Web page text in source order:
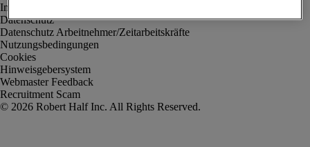
Impressum
Datenschutz
Datenschutz Arbeitnehmer/Zeitarbeitskräfte
Nutzungsbedingungen
Cookies
Hinweisgebersystem
Webmaster Feedback
Recruitment Scam